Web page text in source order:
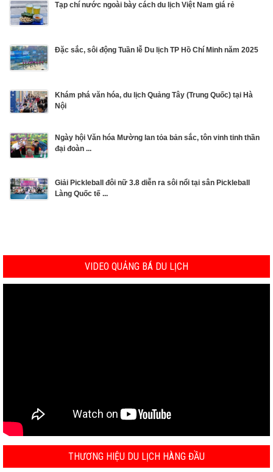
Tạp chí nước ngoài bày cách du lịch Việt Nam giá rẻ
Đặc sắc, sôi động Tuần lễ Du lịch TP Hồ Chí Minh năm 2025
Khám phá văn hóa, du lịch Quảng Tây (Trung Quốc) tại Hà
Nội
Ngày hội Văn hóa Mường lan tỏa bản sắc, tôn vinh tinh thần
đại đoàn ...
Giải Pickleball đôi nữ 3.8 diễn ra sôi nổi tại sân Pickleball
Làng Quốc tế ...
VIDEO QUẢNG BÁ DU LỊCH
THƯƠNG HIỆU DU LỊCH HÀNG ĐẦU